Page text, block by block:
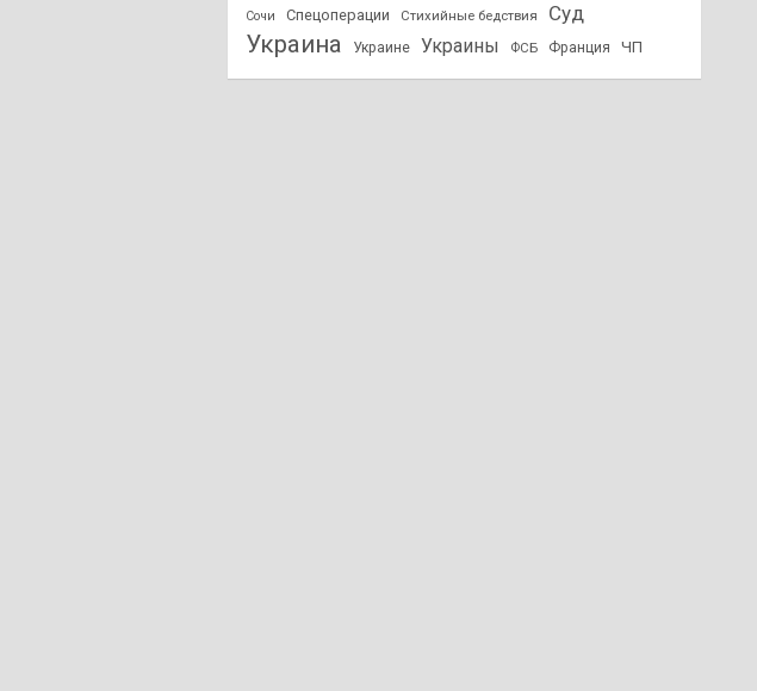
Сочи Спецоперации Стихийные бедствия Суд
Украина Украине Украины ФСБ Франция ЧП